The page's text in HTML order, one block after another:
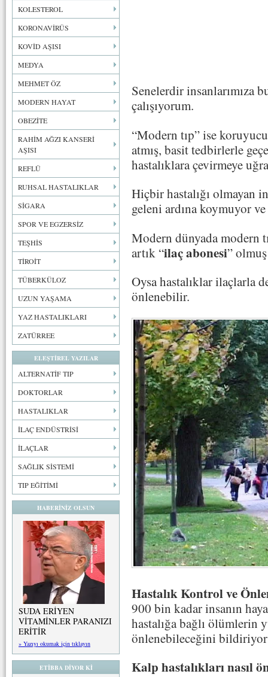
KOLESTEROL
KORONAVİRÜS
KOVİD AŞISI
MEDYA
MEHMET ÖZ
MODERN HAYAT
OBEZİTE
RAHİM AĞZI KANSERİ
AŞISI
REFLÜ
RUHSAL HASTALIKLAR
SİGARA
SPOR VE EGZERSİZ
TEŞHİS
TİROİT
TÜBERKÜLOZ
UZUN YAŞAMA
YAZ HASTALIKLARI
ZATÜRREE
ELEŞTİREL YAZILAR
ALTERNATİF TIP
DOKTORLAR
HASTALIKLAR
İLAÇ ENDÜSTRİSİ
İLAÇLAR
SAĞLIK SİSTEMİ
TIP EĞİTİMİ
HABERİNİZ OLSUN
SUDA ERİYEN
VİTAMİNLER PARANIZI
ERİTİR
» Yazıyı okumak için tıklayın
ETİBBA DİYOR Kİ
Senelerdir insanlarımıza
çalışıyorum.
“Modern tıp” ise
atmış, basit tedbirlerle
hastalıklara çevirmeye
Hiçbir hastalığı olmayan
geleni ardına koymuyor
Modern dünyada modern
artık “ilaç abonesi”
Oysa hastalıklar ilaçlarla
önlenebilir.
Hastalık Kontrol ve
900 bin kadar insanın
hastalığa bağlı ölümlerin
önlenebileceğini
Kalp hastalıkları nasıl